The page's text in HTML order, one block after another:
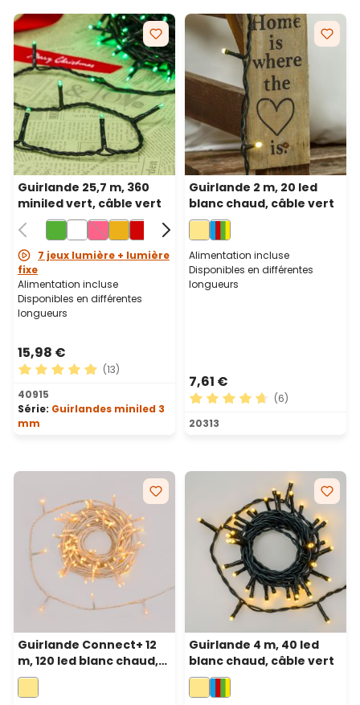
Guirlande 25,7 m, 360
miniled vert, câble vert
7 jeux lumière + lumière
fixe
Alimentation incluse
Disponibles en différentes
longueurs
15,98 €
Note moyenne de 4.92 sur 5 étoiles
(13)
40915
Série: Guirlandes miniled 3
mm
Guirlande 2 m, 20 led
blanc chaud, câble vert
Alimentation incluse
Disponibles en différentes
longueurs
7,61 €
Note moyenne de 4.83 sur
(6)
20313
Guirlande Connect+ 12
m, 120 led blanc chaud,
câble transparent,
prolongeable
Guirlande 4 m, 40 led
blanc chaud, câble vert